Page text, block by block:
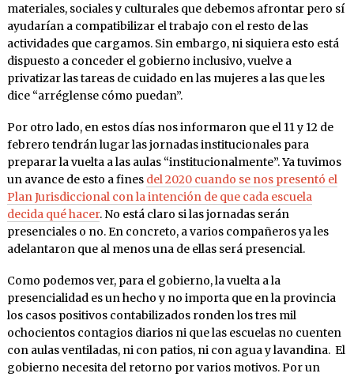
materiales, sociales y culturales que debemos afrontar pero sí
ayudarían a compatibilizar el trabajo con el resto de las
actividades que cargamos. Sin embargo, ni siquiera esto está
dispuesto a conceder el gobierno inclusivo, vuelve a
privatizar las tareas de cuidado en las mujeres a las que les
dice “arréglense cómo puedan”.
Por otro lado, en estos días nos informaron que el 11 y 12 de
febrero tendrán lugar las jornadas institucionales para
preparar la vuelta a las aulas “institucionalmente”. Ya tuvimos
un avance de esto a fines del 2020 cuando se nos presentó el
Plan Jurisdiccional con la intención de que cada escuela
decida qué hacer. No está claro si las jornadas serán
presenciales o no. En concreto, a varios compañeros ya les
adelantaron que al menos una de ellas será presencial.
Como podemos ver, para el gobierno, la vuelta a la
presencialidad es un hecho y no importa que en la provincia
los casos positivos contabilizados ronden los tres mil
ochocientos contagios diarios ni que las escuelas no cuenten
con aulas ventiladas, ni con patios, ni con agua y lavandina. El
gobierno necesita del retorno por varios motivos. Por un